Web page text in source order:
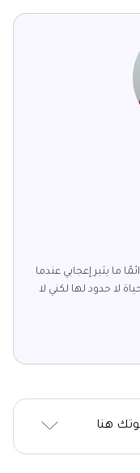
ما يثير إعجابي عندما
لا حدود لها لكني لا
هنا